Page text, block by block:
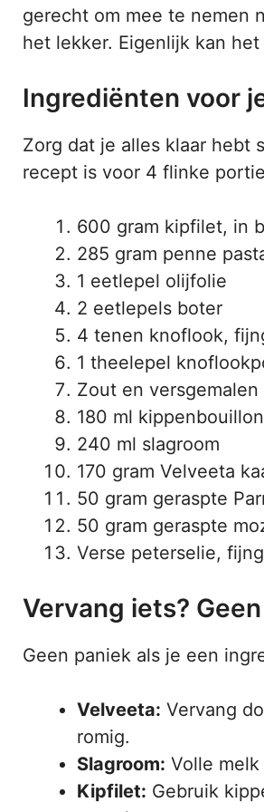
gerecht om mee te nemen
het lekker. Eigenlijk kan het
Ingrediënten voor
Zorg dat je alles klaar hebt
recept is voor 4 flinke
600 gram kipfilet, in
285 gram penne
1 eetlepel olijfolie
2 eetlepels boter
4 tenen knoflook,
1 theelepel
Zout en versgemalen
180 ml kippenbouillon
240 ml slagroom
170 gram Velveeta
50 gram geraspte
50 gram geraspte
Verse peterselie,
Vervang iets?
Geen paniek als je een
Velveeta: Vervang
romig.
Slagroom: Volle
Kipfilet: Gebruik